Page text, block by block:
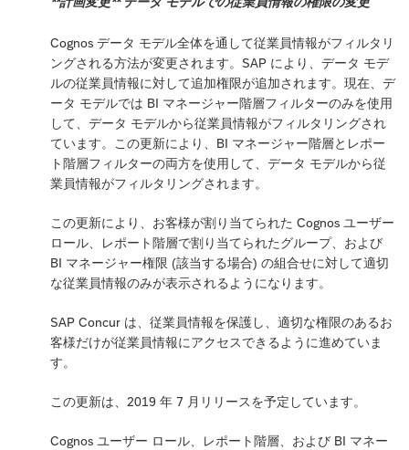
Cognos データ モデル全体を通して従業員情報がフィルタリ
ングされる方法が変更されます。SAP により、データ モデ
ルの従業員情報に対して追加権限が追加されます。現在、デ
ータ モデルでは BI マネージャー階層フィルターのみを使用
して、データ モデルから従業員情報がフィルタリングされ
ています。この更新により、BI マネージャー階層とレポー
ト階層フィルターの両方を使用して、データ モデルから従
業員情報がフィルタリングされます。
この更新により、お客様が割り当てられた Cognos ユーザー
ロール、レポート階層で割り当てられたグループ、および
BI マネージャー権限 (該当する場合) の組合せに対して適切
な従業員情報のみが表示されるようになります。
SAP Concur は、従業員情報を保護し、適切な権限のあるお
客様だけが従業員情報にアクセスできるように進めていま
す。
この更新は、2019 年 7 月リリースを予定しています。
Cognos ユーザー ロール、レポート階層、および BI マネー